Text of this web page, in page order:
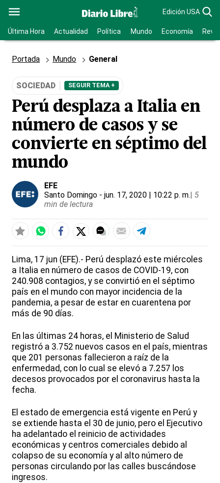
Edición USA
Última Hora Actualidad Política Mundo Economía
Portada Mundo General
SOCIEDAD SEGUIR TEMA +
Perú desplaza a Italia en
número de casos y se
convierte en séptimo del
mundo
EFE
Santo Domingo - jun. 17, 2020 | 10:22 p. m.| 5
min de lectura
Lima, 17 jun (EFE).- Perú desplazó este miércoles
a Italia en número de casos de COVID-19, con
240.908 contagios, y se convirtió en el séptimo
país en el mundo con mayor incidencia de la
pandemia, a pesar de estar en cuarentena por
más de 90 días.
En las últimas 24 horas, el Ministerio de Salud
registró a 3.752 nuevos casos en el país, mientras
que 201 personas fallecieron a raíz de la
enfermedad, con lo cual se elevó a 7.257 los
decesos provocados por el coronavirus hasta la
fecha.
El estado de emergencia está vigente en Perú y
se extiende hasta el 30 de junio, pero el Ejecutivo
ha adelantado el reinicio de actividades
económicas y centros comerciales debido al
colapso de su economía y al alto número de
personas circulando por las calles buscándose
ingresos.